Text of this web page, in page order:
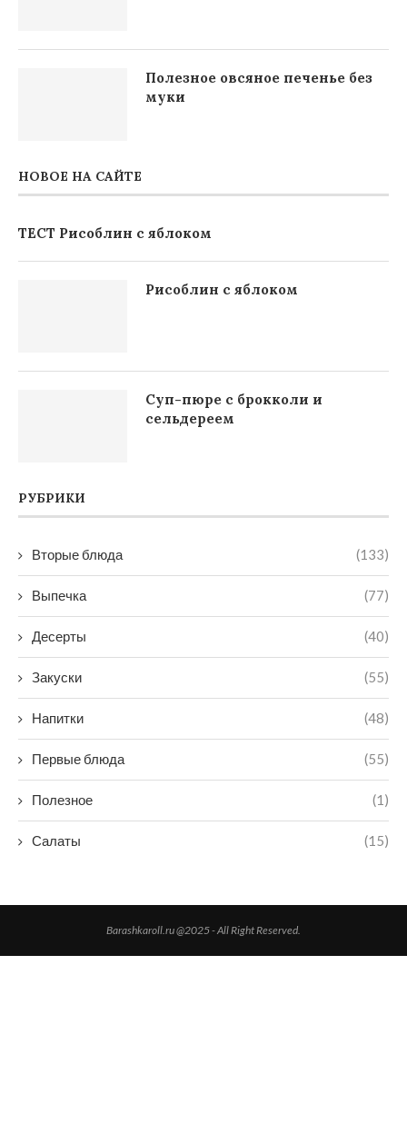
Полезное овсяное печенье без
муки
НОВОЕ НА САЙТЕ
ТЕСТ Рисоблин с яблоком
Рисоблин с яблоком
Суп-пюре с брокколи и
сельдереем
РУБРИКИ
Вторые блюда (133)
Выпечка (77)
Десерты (40)
Закуски (55)
Напитки (48)
Первые блюда (55)
Полезное (1)
Салаты (15)
Barashkaroll.ru @2025 - All Right Reserved.